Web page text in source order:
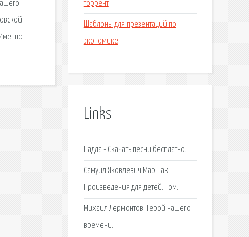
торрент
Шаблоны для презентаций по
экономике
Links
Падла - Скачать песни бесплатно.
Самуил Яковлевич Маршак.
Произведения для детей. Том.
Михаил Лермонтов. Герой нашего
времени.